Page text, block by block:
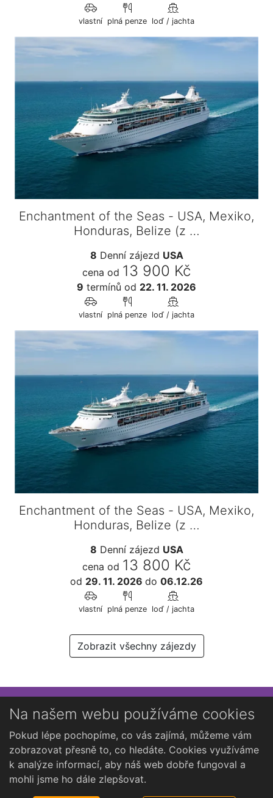
vlastní plná penze loď / jachta
Enchantment of the Seas - USA, Mexiko,
Honduras, Belize (z …
8 Denní zájezd USA
cena od 13 900 Kč
9 termínů od 22. 11. 2026
vlastní plná penze loď / jachta
Enchantment of the Seas - USA, Mexiko,
Honduras, Belize (z …
8 Denní zájezd USA
cena od 13 800 Kč
od 29. 11. 2026 do 06.12.26
vlastní plná penze loď / jachta
Zobrazit všechny zájezdy
Přihlaste se k newsletteru
Chcete dostávat občasné novinky o Kutné Hoře?
Na našem webu používáme cookies
Pokud lépe pochopíme, co vás zajímá, můžeme vám
zobrazovat přesně to, co hledáte. Cookies využíváme
k analýze informací, aby náš web dobře fungoval a
mohli jsme ho dále zlepšovat.